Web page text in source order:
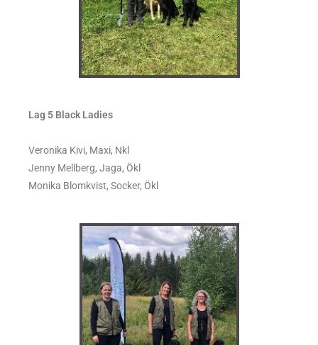
Lag 5 Black Ladies
Veronika Kivi, Maxi, Nkl
Jenny Mellberg, Jaga, Ökl
Monika Blomkvist, Socker, Ökl